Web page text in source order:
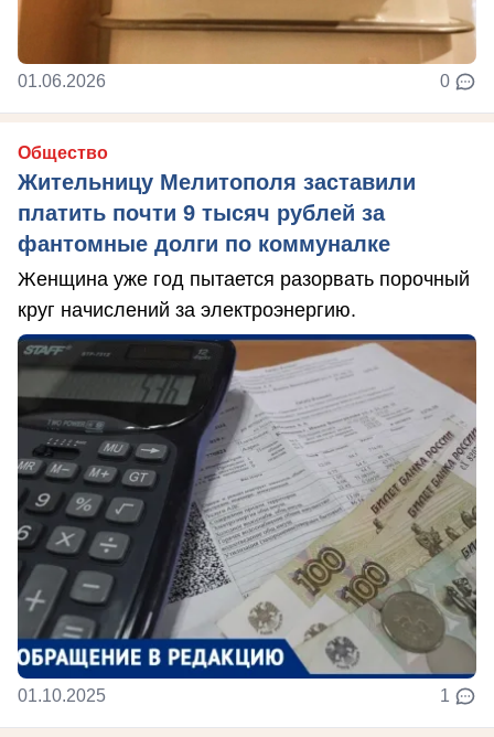
01.06.2026 0
Общество
Жительницу Мелитополя заставили
платить почти 9 тысяч рублей за
фантомные долги по коммуналке
Женщина уже год пытается разорвать порочный
круг начислений за электроэнергию.
01.10.2025 1